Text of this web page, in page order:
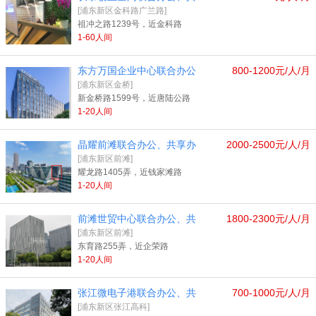
[浦东新区金科路广兰路]
祖冲之路1239号，近金科路
1-60人间
800-1200元/人/月
东方万国企业中心联合办公
[浦东新区金桥]
新金桥路1599号，近唐陆公路
1-20人间
2000-2500元/人/月
晶耀前滩联合办公、共享办
[浦东新区前滩]
耀龙路1405弄，近钱家滩路
1-20人间
1800-2300元/人/月
前滩世贸中心联合办公、共
[浦东新区前滩]
东育路255弄，近企荣路
1-20人间
700-1000元/人/月
张江微电子港联合办公、共
[浦东新区张江高科]